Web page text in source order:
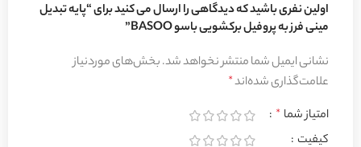
اولین نفری باشید که دیدگاهی را ارسال می کنید برای “پایه تبدیل
مینی فرز به پروفیل برکشویی باسو BASOO”
نشانی ایمیل شما منتشر نخواهد شد.بخش‌های موردنیاز
علامت‌گذاری شده‌اند*
امتیاز شما *
کیفیت